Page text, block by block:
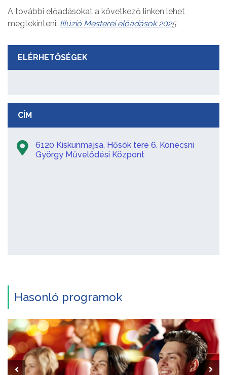
A további előadásokat a következő linken lehet
megtekinteni: lIlúzió Mesterei előadások 2025
ELÉRHETŐSÉGEK
CÍM
6120 Kiskunmajsa, Hősök tere 6. Konecsni
György Művelődési Központ
Hasonló programok